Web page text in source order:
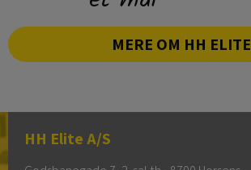
MERE OM HH ELITE
HH Elite A/S